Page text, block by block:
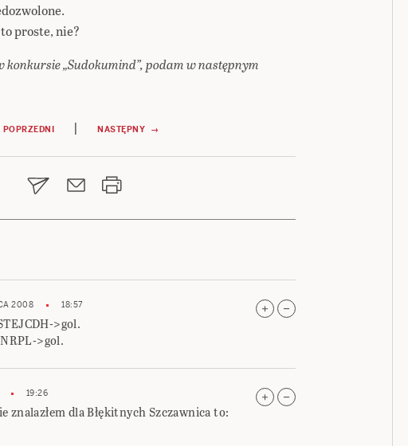
proste, nie?
„Sudokumind”, podam w następnym
| NASTĘPNY →
2008 18:57
>gol.
>gol.
19:26
znalazłem dla Błękitnych Szczawnica to: